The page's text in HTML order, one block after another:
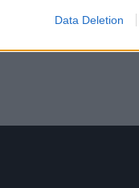
Data Deletion